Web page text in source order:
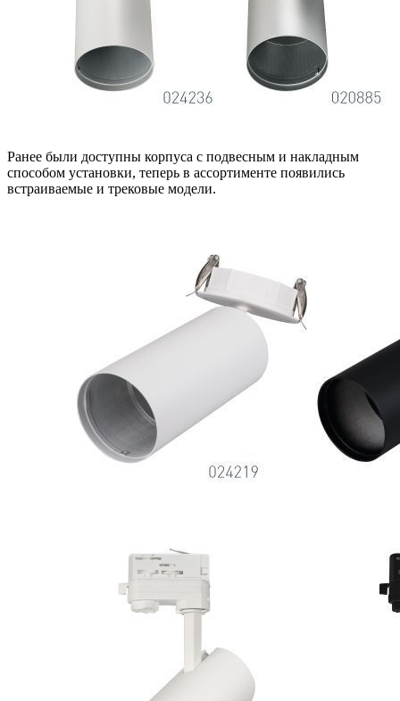
Ранее были доступны корпуса с подвесным и накладным
способом установки, теперь в ассортименте появились
встраиваемые и трековые модели.